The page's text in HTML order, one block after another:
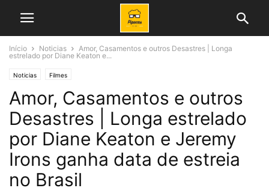
Início Noticias
Amor, Casamentos e outros Desastres | Longa
estrelado por Diane Keaton e...
Noticias Filmes
Amor, Casamentos e outros
Desastres | Longa estrelado
por Diane Keaton e Jeremy
Irons ganha data de estreia
no Brasil